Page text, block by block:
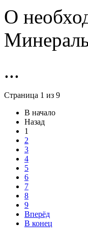
О
...
Страница 1 из 9
В начало
Назад
1
2
3
4
5
6
7
8
9
Вперёд
В конец